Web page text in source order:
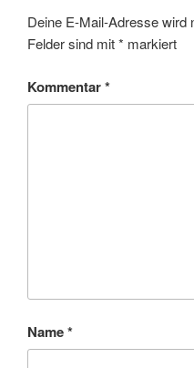
Deine E-Mail-Adresse wird
Felder sind mit* markiert
Kommentar*
Name*